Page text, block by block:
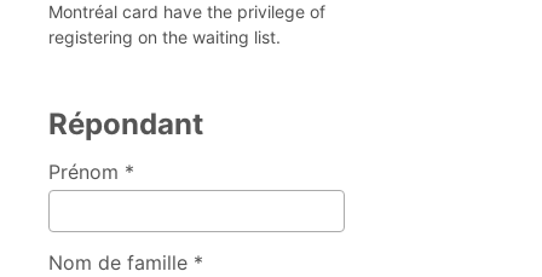
Montréal card have the privilege of
registering on the waiting list.
Répondant
Prénom *
Nom de famille *